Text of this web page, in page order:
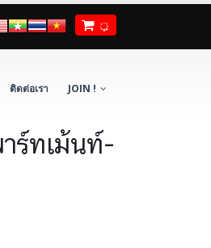
ติดต่อเรา JOIN !
ร์ทเม้นท์-